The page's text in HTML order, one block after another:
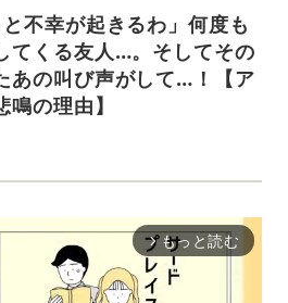
と不幸が起きるわ」何度も
てくる友人…。そしてその
あの叫び声がして…！【ア
の理由】
arrow_forward_ios もっと読む